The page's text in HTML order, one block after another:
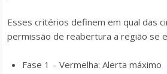
Esses critérios definem em qual das
permissão de reabertura a região se
Fase 1 – Vermelha: Alerta máximo